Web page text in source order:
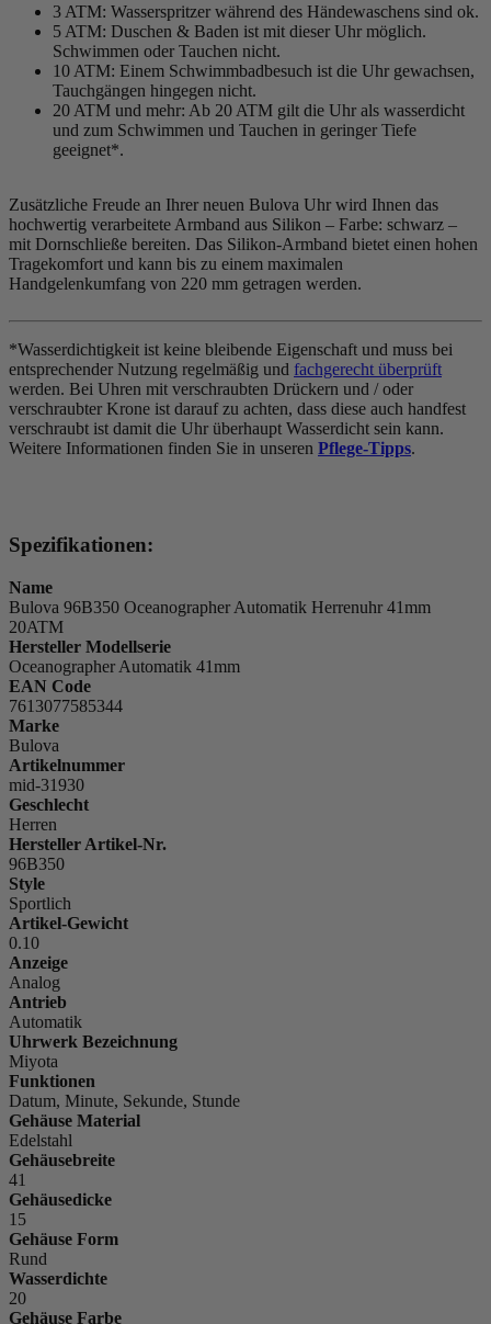
3 ATM: Wasserspritzer während des Händewaschens sind ok.
5 ATM: Duschen & Baden ist mit dieser Uhr möglich.
Schwimmen oder Tauchen nicht.
10 ATM: Einem Schwimmbadbesuch ist die Uhr gewachsen,
Tauchgängen hingegen nicht.
20 ATM und mehr: Ab 20 ATM gilt die Uhr als wasserdicht
und zum Schwimmen und Tauchen in geringer Tiefe
geeignet*.
Zusätzliche Freude an Ihrer neuen Bulova Uhr wird Ihnen das
hochwertig verarbeitete Armband aus Silikon – Farbe: schwarz –
mit Dornschließe bereiten. Das Silikon-Armband bietet einen hohen
Tragekomfort und kann bis zu einem maximalen
Handgelenkumfang von 220 mm getragen werden.
*Wasserdichtigkeit ist keine bleibende Eigenschaft und muss bei
entsprechender Nutzung regelmäßig und fachgerecht überprüft
werden. Bei Uhren mit verschraubten Drückern und / oder
verschraubter Krone ist darauf zu achten, dass diese auch handfest
verschraubt ist damit die Uhr überhaupt Wasserdicht sein kann.
Weitere Informationen finden Sie in unseren Pflege-Tipps.
Spezifikationen:
Name
Bulova 96B350 Oceanographer Automatik Herrenuhr 41mm
20ATM
Hersteller Modellserie
Oceanographer Automatik 41mm
EAN Code
7613077585344
Marke
Bulova
Artikelnummer
mid-31930
Geschlecht
Herren
Hersteller Artikel-Nr.
96B350
Style
Sportlich
Artikel-Gewicht
0.10
Anzeige
Analog
Antrieb
Automatik
Uhrwerk Bezeichnung
Miyota
Funktionen
Datum, Minute, Sekunde, Stunde
Gehäuse Material
Edelstahl
Gehäusebreite
41
Gehäusedicke
15
Gehäuse Form
Rund
Wasserdichte
20
Gehäuse Farbe